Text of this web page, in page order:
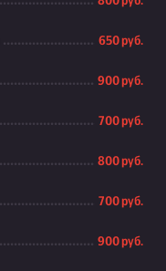
650 руб.
900 руб.
700 руб.
800 руб.
700 руб.
900 руб.